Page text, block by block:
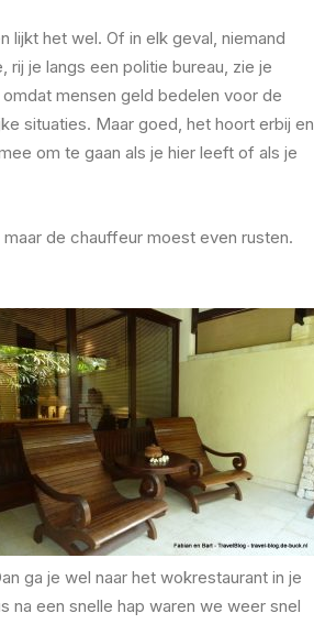
het wel. Of in elk geval, niemand
je langs een politie bureau, zie je
mensen geld bedelen voor de
situaties. Maar goed, het hoort erbij en
om te gaan als je hier leeft of als je
de chauffeur moest even rusten.
ga je wel naar het wokrestaurant in je
na een snelle hap waren we weer snel